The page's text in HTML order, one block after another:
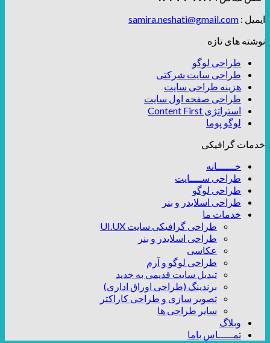
ایمیل : samira.neshati@gmail.com
نوشته های تازه
طراحی لوگو
طراحی سایت شرکتی
هزینه طراحی سایت
طراحی صفحه اول سایت
استراتژی Content First
لوگو پوما
خدمات گرافیکی
خــــــانه
طراحی ســــایت
طراحی لوگو
طراحی اسلایدر و بنر
خدمات ما
طراحی گرافیکی سایت UI.UX
طراحی اسلایدر و بنر
عکاسی
طراحی لوگو و آرم
تبدیل سایت قدیمی به جدید
برندینگ (طراحی اوراق اداری)
تصویر سازی و طراحی کاراکتر
سایر طراحی ها
وبلاگ
تمـــــاس باما